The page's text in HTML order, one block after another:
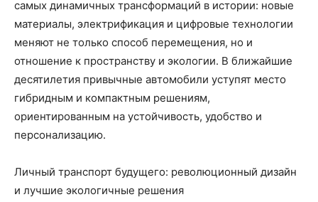
самых динамичных трансформаций в истории: новые
материалы, электрификация и цифровые технологии
меняют не только способ перемещения, но и
отношение к пространству и экологии. В ближайшие
десятилетия привычные автомобили уступят место
гибридным и компактным решениям,
ориентированным на устойчивость, удобство и
персонализацию.
Личный транспорт будущего: революционный дизайн
и лучшие экологичные решения